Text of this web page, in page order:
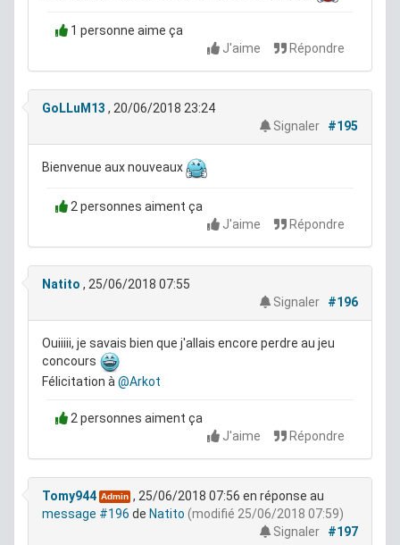
1 personne aime ça
J'aime
Répondre
GoLLuM13 , 20/06/2018 23:24
Signaler
#195
Bienvenue aux nouveaux
2 personnes aiment ça
J'aime
Répondre
Natito , 25/06/2018 07:55
Signaler
#196
Ouiiiii, je savais bien que j'allais encore perdre au jeu
concours
Félicitation à @Arkot
2 personnes aiment ça
J'aime
Répondre
Tomy944 Admin , 25/06/2018 07:56 en réponse au
message #196 de Natito (modifié 25/06/2018 07:59)
Signaler
#197